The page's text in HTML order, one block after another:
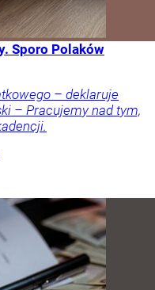
Sporo Polaków
– deklaruje
– Pracujemy nad tym,